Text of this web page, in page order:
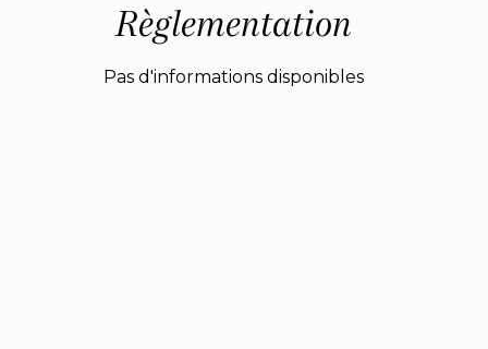
Règlementation
Pas d'informations disponibles